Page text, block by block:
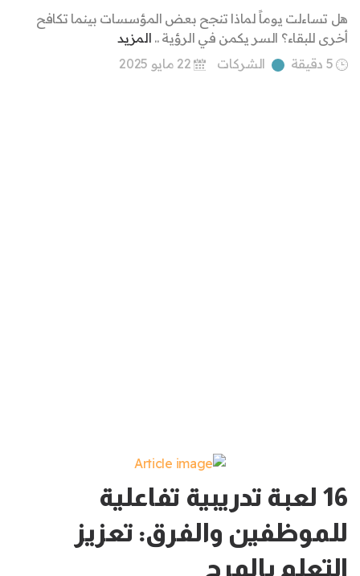
هل تساءلت يوماً لماذا تنجح بعض المؤسسات بينما تكافح
أخرى للبقاء؟ السر يكمن في الرؤية .. المزيد
5 دقيقة
الشركات 22 مايو 2025
16 لعبة تدريبية تفاعلية
للموظفين والفرق: تعزيز
التعلم بالمرح